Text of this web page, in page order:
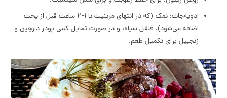
ادویه‌جات: نمک (که در انتهای مرینیت یا ۱-۲ ساعت قبل از پخت
اضافه می‌شود)، فلفل سیاه، و در صورت تمایل کمی پودر دارچین و
زنجبیل برای تکمیل طعم.